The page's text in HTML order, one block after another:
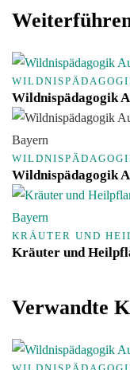
Wildnispädagogik
Wildnispädagogik
KRÄUTER UND
Kräuter und
Verwandte